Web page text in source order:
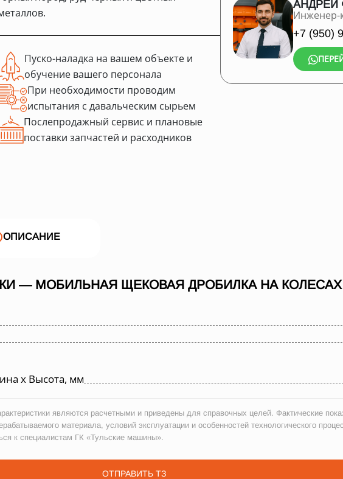
Пуско-наладка на вашем объекте и
обучение вашего персонала
При необходимости проводим
испытания с давальческим сырьем
Послепродажный сервис и плановые
поставки запчастей и расходников
АНДРЕЙ
Инженер-
+7 (950)
ОПИСАНИЕ
— МОБИЛЬНАЯ ЩЕКОВАЯ ДРОБИЛКА НА КОЛЕСАХ
х Высота, мм
являются расчетными и приведены для справочных целей. Фактические
материала, условий эксплуатации и особенностей технологического
к специалистам ГК «Тульские машины».
ОТПРАВИТЬ ТЗ